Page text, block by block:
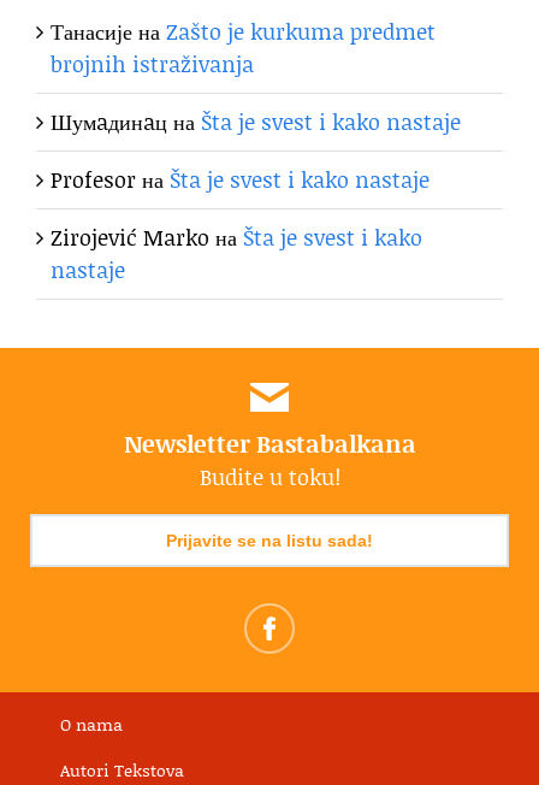
ТанасијенаZašto je kurkuma predmet
brojnih istraživanja
Шумaдинaцна Šta je svest i kako nastaje
Profesorна Šta je svest i kako nastaje
Zirojević Marko на Šta je svest i kako
nastaje
Newsletter Bastabalkana
Budite u toku!
Prijavite se na listu sada!
O nama
Autori Tekstova